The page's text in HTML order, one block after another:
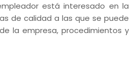
está interesado en la
de calidad a las que se puede
la empresa, procedimientos y